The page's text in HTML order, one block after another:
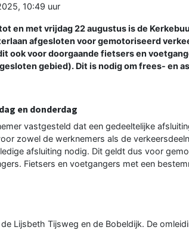
10:49 uur
tot en met vrijdag 22 augustus is de
afgesloten voor gemotoriseerd
ook voor doorgaande fietsers en
gebied). Dit is nodig om frees- en
en donderdag
vastgesteld dat een gedeeltelijke
zowel de werknemers als de
afsluiting nodig. Dit geldt dus voor
Fietsers en voetgangers met een
Lijsbeth Tijsweg en de Bobeldijk. De